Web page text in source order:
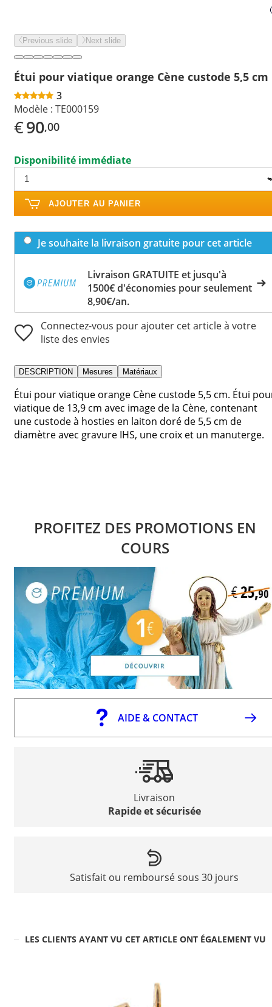
Previous slide Next slide
Étui pour viatique orange Cène custode 5,5 cm
3
Modèle : TE000159
€90,00
Disponibilité immédiate
AJOUTER AU PANIER
Je souhaite la livraison gratuite pour cet article
Livraison GRATUITE et jusqu'à
1500€ d'économies pour seulement
8,90€/an.
Connectez-vous pour ajouter cet article à votre
liste des envies
DESCRIPTION Mesures Matériaux
Étui pour viatique orange Cène custode 5,5 cm. Étui
viatique de 13,9 cm avec image de la Cène, contenant
une custode à hosties en laiton doré de 5,5 cm de
diamètre avec gravure IHS, une croix et un manuterge.
PROFITEZ DES PROMOTIONS EN
COURS
AIDE & CONTACT
Livraison
Rapide et sécurisée
Satisfait ou remboursé sous 30 jours
LES CLIENTS AYANT VU CET ARTICLE ONT ÉGALEMENT VU